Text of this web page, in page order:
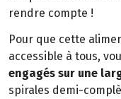
rendre compte !
Pour que cette
accessible à tous,
engagés sur une
spirales demi-